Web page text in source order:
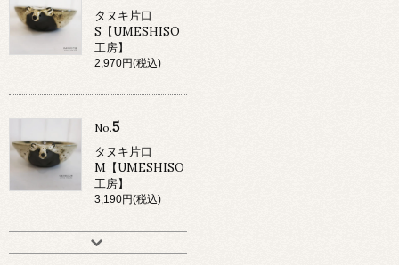
タヌキ片口
S【UMESHISO
工房】
2,970円(税込)
No.5
タヌキ片口
M【UMESHISO
工房】
3,190円(税込)